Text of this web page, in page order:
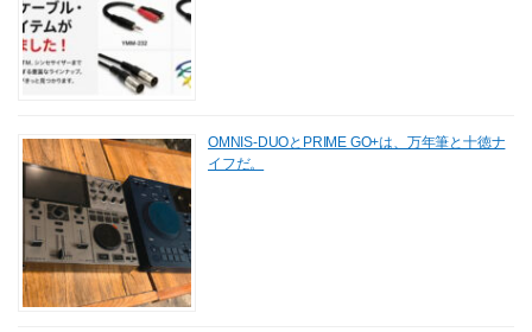
OMNIS-DUOとPRIME GO+は、万年筆と十徳ナ
イフだ。